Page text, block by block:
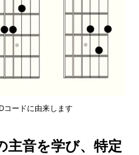
コードに由来します
主音を学び、特定